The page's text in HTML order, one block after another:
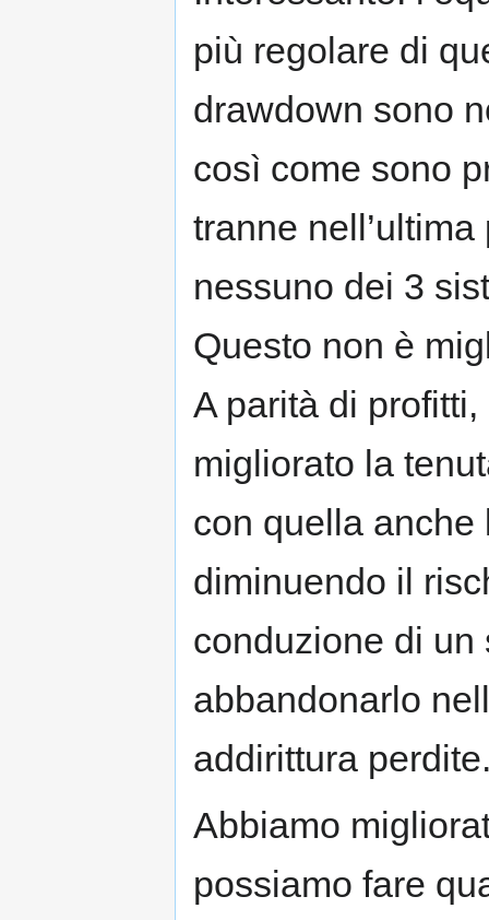
più regolare di
drawdown sono
così come sono
tranne
nessuno dei 3
Questo non è
A parità di
migliorato la
con quella anche
diminuendo il
conduzione di un
abbandonarlo
addirittura
Abbiamo
possiamo fare